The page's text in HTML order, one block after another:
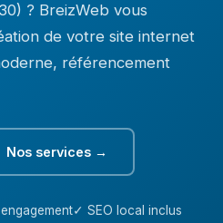
? BreizWeb vous
de votre site internet
référencement
Nos services →
✓ SEO local inclus